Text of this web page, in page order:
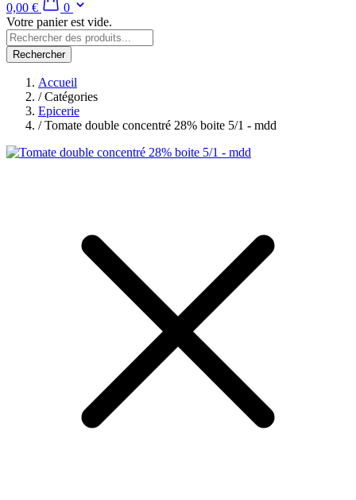
0,00 €
0
Votre panier est vide.
Rechercher
Accueil
/Catégories
Epicerie
/Tomate double concentré 28% boite 5/1 - mdd